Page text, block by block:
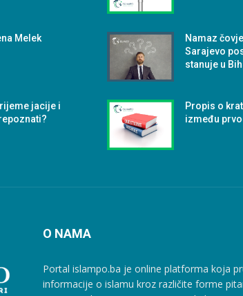
Melek
jacije i
Namaz
Sarajevo
stanuje u
Propis o
između
O NAMA
Portal islampo.ba je online platforma koja
informacije o islamu kroz različite forme